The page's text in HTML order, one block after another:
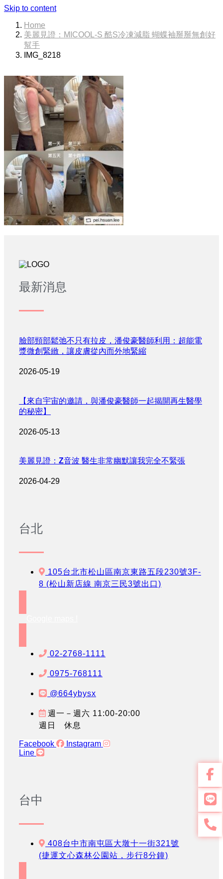
Skip to content
Home
美麗見證：MICOOL-S 酷S冷凍減脂 蝴蝶袖掰掰無創好
幫手​
IMG_8218
最新消息
臉部頸部鬆弛不只有拉皮，潘俊豪醫師利用：超能電
漿微創緊緻，讓皮膚從內而外地緊縮
2026-05-19
【來自宇宙的邀請，與潘俊豪醫師一起揭開再生醫學
的秘密】
2026-05-13
美麗見證：Z音波 醫生非常幽默讓我完全不緊張
2026-04-29
台北
105台北市松山區南京東路五段230號3F-
8 (松山新店線 南京三民3號出口)
02-2768-1111
0975-768111
@664ybysx
週一－週六 11:00-20:00
週日 休息
Facebook
Instagram
Line
台中
408台中市南屯區大墩十一街321號
(捷運文心森林公園站，步行8分鐘)